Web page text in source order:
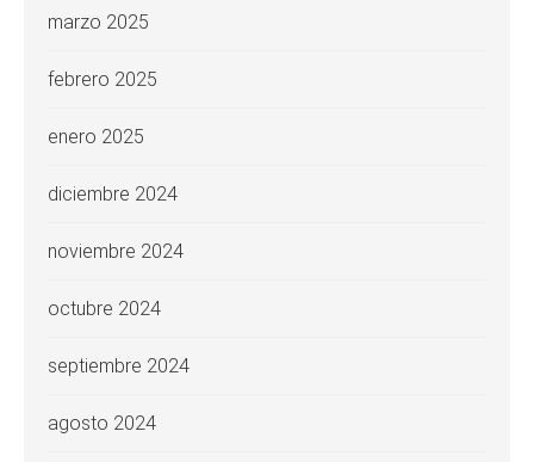
marzo 2025
febrero 2025
enero 2025
diciembre 2024
noviembre 2024
octubre 2024
septiembre 2024
agosto 2024